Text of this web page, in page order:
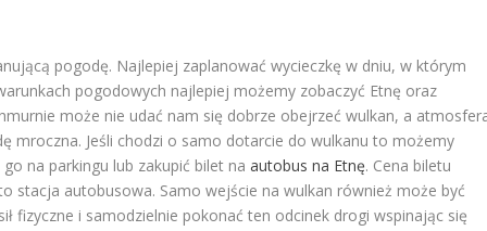
pogodę. Najlepiej zaplanować wycieczkę w dniu, w którym
pogodowych najlepiej możemy zobaczyć Etnę oraz
może nie udać nam się dobrze obejrzeć wulkan, a
mroczna. Jeśli chodzi o samo dotarcie do wulkanu to możemy
na parkingu lub zakupić bilet naautobus na Etnę. Cena biletu
stacja autobusowa. Samo wejście na wulkan również może być
fizyczne i samodzielnie pokonać ten odcinek drogi wspinając się